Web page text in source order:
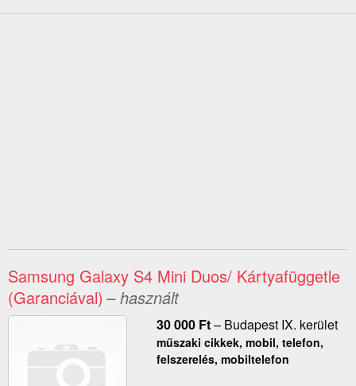
Samsung Galaxy S4 Mini Duos/ Kártyafüggetle
(Garanciával) – használt
30 000 Ft– Budapest IX. kerület
műszaki cikkek, mobil, telefon,
felszerelés, mobiltelefon